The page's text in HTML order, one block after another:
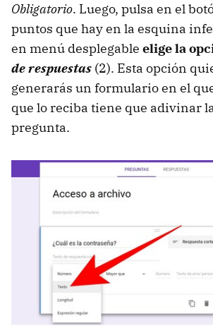
Obligatorio. Luego, pulsa en el
puntos que hay en la esquina
en menú desplegable elige la
de respuestas (2). Esta opción
generarás un formulario en el
que lo reciba tiene que adivinar
pregunta.